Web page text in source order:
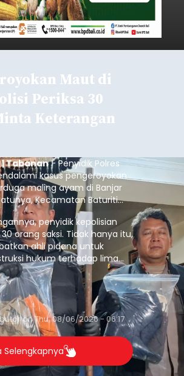
Maut di
Periksa 30
Keterangan
Tabanan- Penyidik Polres
kasus pengeroyokan
maling ayam di Banjar
Kecamatan Baturiti
waktu lalu.
penyidik kepolisian
orang saksi. Tidak hanya itu,
ahli pidana untuk
hukum terhadap lima
saat ini ditahan.
onThu, 08/06/2026 - 06:17
Selengkapnya